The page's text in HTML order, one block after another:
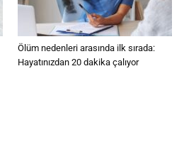
Ölüm nedenleri arasında ilk sırada:
Hayatınızdan 20 dakika çalıyor